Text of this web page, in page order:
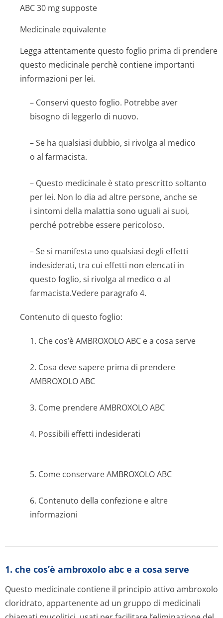
ABC 30 mg supposte
Medicinale equivalente
Legga attentamente questo foglio prima di prendere
questo medicinale perchè contiene importanti
informazioni per lei.
– Conservi questo foglio. Potrebbe aver
bisogno di leggerlo di nuovo.
– Se ha qualsiasi dubbio, si rivolga al medico
o al farmacista.
– Questo medicinale è stato prescritto soltanto
per lei. Non lo dia ad altre persone, anche se
i sintomi della malattia sono uguali ai suoi,
perché potrebbe essere pericoloso.
– Se si manifesta uno qualsiasi degli effetti
indesiderati, tra cui effetti non elencati in
questo foglio, si rivolga al medico o al
farmacista.Vedere paragrafo 4.
Contenuto di questo foglio:
1. Che cos’è AMBROXOLO ABC e a cosa serve
2. Cosa deve sapere prima di prendere
AMBROXOLO ABC
3. Come prendere AMBROXOLO ABC
4. Possibili effetti indesiderati
5. Come conservare AMBROXOLO ABC
6. Contenuto della confezione e altre
informazioni
1. che cos’è ambroxolo abc e a cosa serve
Questo medicinale contiene il principio attivo ambroxolo
cloridrato, appartenente ad un gruppo di medicinali